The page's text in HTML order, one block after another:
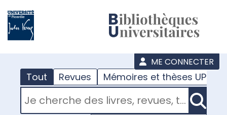
ME CONNECTER
Tout Revues Mémoires et thèses UPJV
RECHERCHER DANS "TOUT"